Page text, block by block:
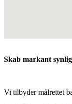
Skab markant
Vi tilbyder målrettet